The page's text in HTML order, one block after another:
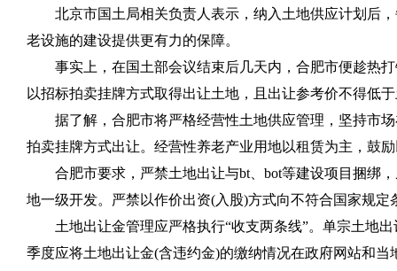
北京市国土局相关负责人表示，纳入土地供应计划后，
老设施的建设提供更有力的保障。
事实上，在国土部会议结束后几天内，合肥市便趁热打
以招标拍卖挂牌方式取得出让土地，且出让参考价不得低
据了解，合肥市将严格经营性土地供应管理，坚持市场
拍卖挂牌方式出让。经营性养老产业用地以租赁为主，鼓
合肥市要求，严禁土地出让与bt、bot等建设项目捆绑，
地一级开发。严禁以作价出资(入股)方式向不符合国家规定
土地出让金管理应严格执行“收支两条线”。单宗土地出
季度应将土地出让金(含违约金)的缴纳情况在政府网站和